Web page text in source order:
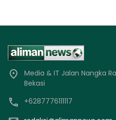
Media & IT Jalan Nangka
Bekasi
+6287776111117